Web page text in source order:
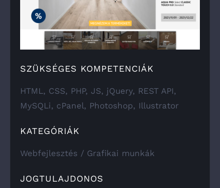
SZÜKSÉGES KOMPETENCIÁK
HTML, CSS, PHP, JS, jQuery, REST API,
MySQLi, cPanel, Photoshop, Illustrator
KATEGÓRIÁK
Webfejlesztés / Grafikai munkák
JOGTULAJDONOS